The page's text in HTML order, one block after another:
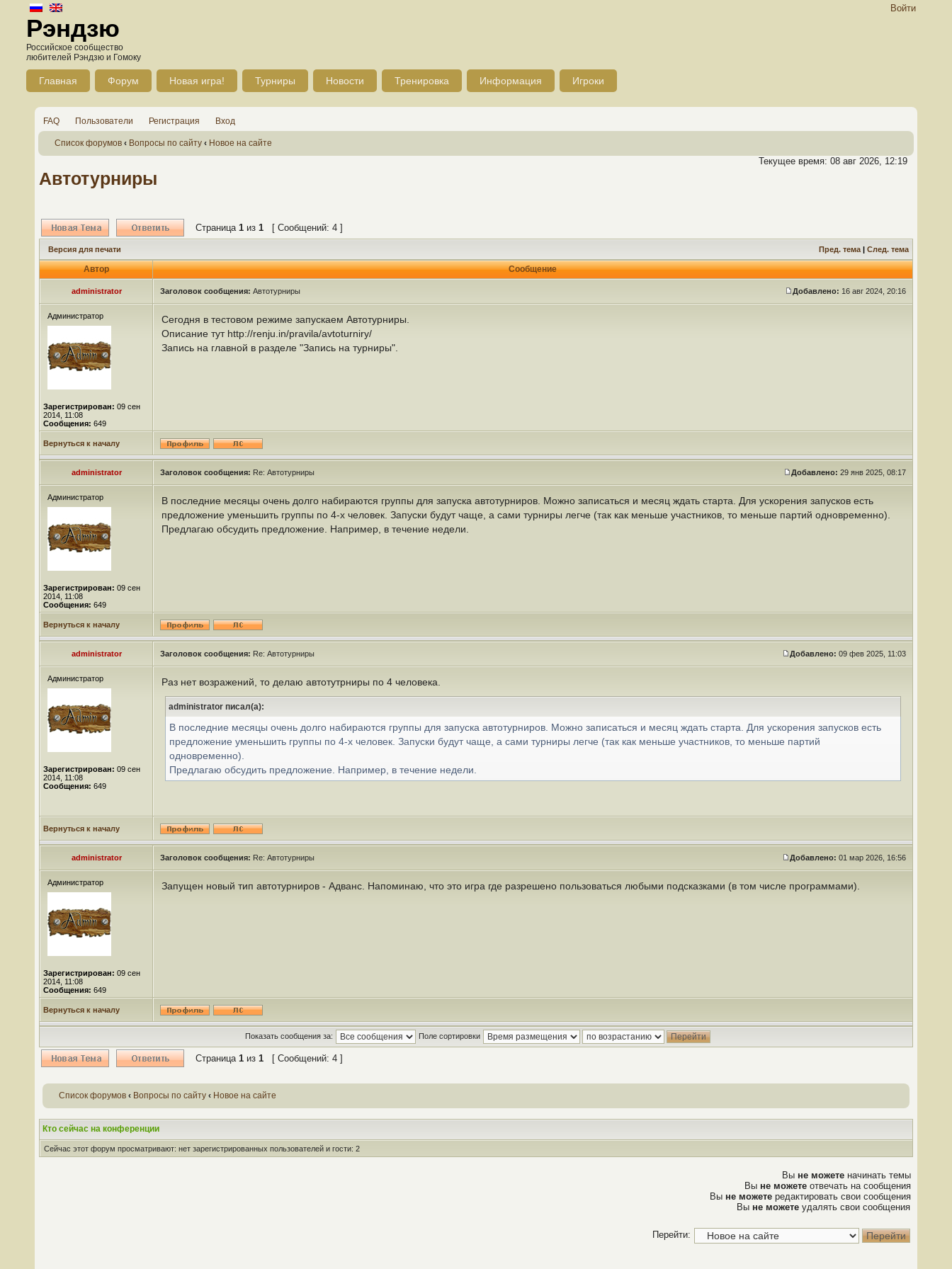
Войти
Рэндзю
Российское сообщество
любителей Рэндзю и Гомоку
Главная Форум Новая игра! Турниры Новости Тренировка Информация Игроки
FAQ Пользователи Регистрация Вход
Список форумов ‹ Вопросы по сайту ‹ Новое на сайте
Текущее время: 08 авг 2026, 12:19
Автотурниры
Страница 1 из 1 [ Сообщений: 4 ]
Версия для печати Пред. тема | След. тема
Автор Сообщение
administrator Заголовок сообщения: Автотурниры Добавлено: 16 авг 2024, 20:16
Администратор
Зарегистрирован: 09 сен
2014, 11:08
Сообщения: 649
Сегодня в тестовом режиме запускаем Автотурниры.
Описание тут http://renju.in/pravila/avtoturniry/
Запись на главной в разделе "Запись на турниры".
Вернуться к началу
administrator Заголовок сообщения: Re: Автотурниры Добавлено: 29 янв 2025, 08:17
Администратор
Зарегистрирован: 09 сен
2014, 11:08
Сообщения: 649
В последние месяцы очень долго набираются группы для запуска автотурниров. Можно записаться и месяц ждать старта. Для ускорения запусков есть
предложение уменьшить группы по 4-х человек. Запуски будут чаще, а сами турниры легче (так как меньше участников, то меньше партий одновременно).
Предлагаю обсудить предложение. Например, в течение недели.
Вернуться к началу
administrator Заголовок сообщения: Re: Автотурниры Добавлено: 09 фев 2025, 11:03
Администратор
Зарегистрирован: 09 сен
2014, 11:08
Сообщения: 649
Раз нет возражений, то делаю автотутрниры по 4 человека.
administrator писал(а):
В последние месяцы очень долго набираются группы для запуска автотурниров. Можно записаться и месяц ждать старта. Для ускорения запусков есть
предложение уменьшить группы по 4-х человек. Запуски будут чаще, а сами турниры легче (так как меньше участников, то меньше партий
одновременно).
Предлагаю обсудить предложение. Например, в течение недели.
Вернуться к началу
administrator Заголовок сообщения: Re: Автотурниры Добавлено: 01 мар 2026, 16:56
Администратор
Зарегистрирован: 09 сен
2014, 11:08
Сообщения: 649
Запущен новый тип автотурниров - Адванс. Напоминаю, что это игра где разрешено пользоваться любыми подсказками (в том числе программами).
Вернуться к началу
Показать сообщения за: Поле сортировки
Страница 1 из 1 [ Сообщений: 4 ]
Список форумов ‹ Вопросы по сайту ‹ Новое на сайте
Кто сейчас на конференции
Сейчас этот форум просматривают: нет зарегистрированных пользователей и гости: 2
Вы не можете начинать темы
Вы не можете отвечать на сообщения
Вы не можете редактировать свои сообщения
Вы не можете удалять свои сообщения
Перейти: